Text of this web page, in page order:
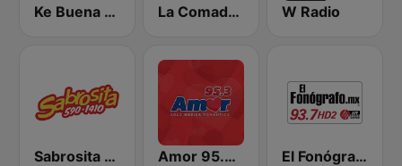
Ke Buena 92.9 FM La Comadre 1260 AM W Radio
Sabrosita 590 AM Amor 95.3 FM El Fonógrafo HD2